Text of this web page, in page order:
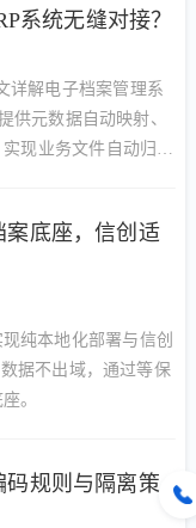
系统无缝对接？
详解电子档案管理系
供元数据自动映射、
现业务文件自动归
案底座，信创适
纯本地化部署与信创
据不出域，通过等保
。
规则与隔离策